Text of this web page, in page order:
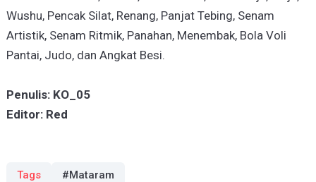
Wushu, Pencak Silat, Renang, Panjat Tebing, Senam
Artistik, Senam Ritmik, Panahan, Menembak, Bola Voli
Pantai, Judo, dan Angkat Besi.
Penulis: KO_05
Editor: Red
Tags #Mataram